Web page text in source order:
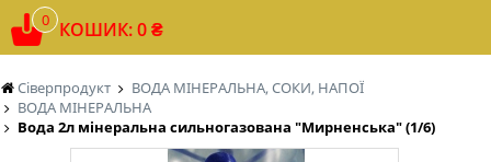
Сіверпродукт
ВОДА МІНЕРАЛЬНА, СОКИ, НАПОЇ
ВОДА МІНЕРАЛЬНА
Вода 2л мінеральна сильногазована "Мирненська" (1/6)
0 КОШИК: 0 ₴